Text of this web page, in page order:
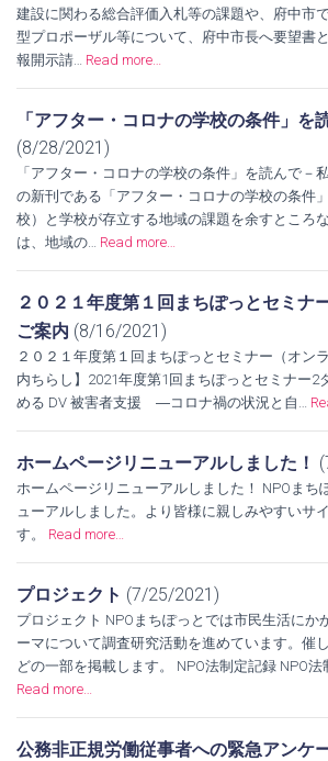
建設に関わる総合評価入札等の課題や、府中市
型プロポーザル等について、府中市長へ要望書
報開示請… Read more…
「アフター・コロナの学校の条件」を
(8/28/2021)
「アフター・コロナの学校の条件」を読んで－
の新刊である「アフター・コロナの学校の条件
校）と学校が存立する地域の課題を余すところ
は、地域の… Read more…
２０２１年度第１回まちぽっとセミナ
ご案内 (8/16/2021)
２０２１年度第１回まちぽっとセミナー（オン
内ちらし】2021年度第1回まちぽっとセミナー2
める DV 被害者支援 ―コロナ禍の状況と自…
ホームページリニューアルしました！
ホームページリニューアルしました！ NPOまち
ューアルしました。より皆様に親しみやすいサ
す。 Read more…
プロジェクト (7/25/2021)
プロジェクト NPOまちぽっとでは市民生活にか
ーマについて調査研究活動を進めています。催
どの一部を掲載します。 NPO法制定記録 NPO
Read more…
公務非正規労働従事者への緊急アン